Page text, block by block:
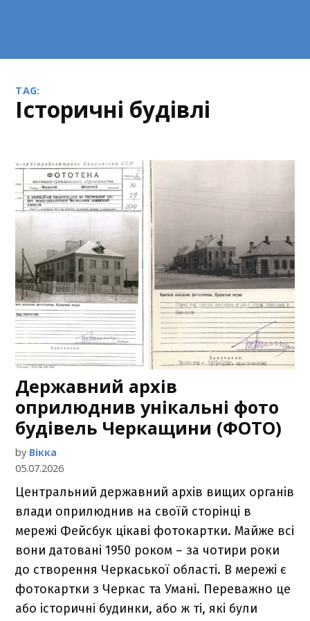
TAG:
історичні будівлі
Державний архів
оприлюднив унікальні фото
будівель Черкащини (ФОТО)
by Вікка
05.07.2026
Центральний державний архів вищих органів
влади оприлюднив на своїй сторінці в
мережі Фейсбук цікаві фотокартки. Майже всі
вони датовані 1950 роком – за чотири роки
до створення Черкаської області. В мережі є
фотокартки з Черкас та Умані. Переважно це
або історичні будинки, або ж ті, які були